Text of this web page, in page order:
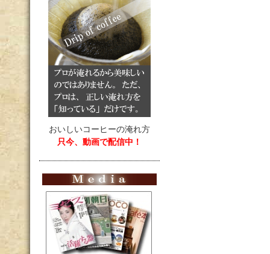
おいしいコーヒーの淹れ方
只今、動画で配信中！